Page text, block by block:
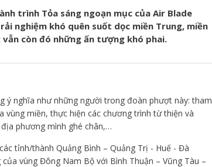
trình Tỏa sáng ngoạn mục của Air Blade
nghiệm khó quên suốt dọc miền Trung, miền
còn đó những ấn tượng khó phai.
ý nghĩa như những người trong đoàn phượt này: tham
vùng miền, thực hiện các chương trình từ thiện và
phương mình ghé chân,…
tỉnh/thành Quảng Bình – Quảng Trị - Huế - Đà
vùng Đông Nam Bộ với Bình Thuận – Vũng Tàu –